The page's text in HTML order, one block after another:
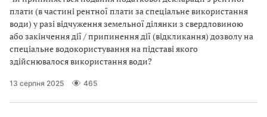
плати (в частині рентної плати за спеціальне використання
води) у разі відчуження земельної ділянки з свердловиною
або закінчення дії / припинення дії (відкликання) дозволу на
спеціальне водокористування на підставі якого
здійснювалося використання води?
13 серпня 2025 465